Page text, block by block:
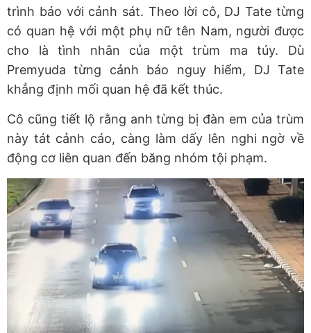
trình báo với cảnh sát. Theo lời cô, DJ Tate từng
có quan hệ với một phụ nữ tên Nam, người được
cho là tình nhân của một trùm ma túy. Dù
Premyuda từng cảnh báo nguy hiểm, DJ Tate
khẳng định mối quan hệ đã kết thúc.
Cô cũng tiết lộ rằng anh từng bị đàn em của trùm
này tát cảnh cáo, càng làm dấy lên nghi ngờ về
động cơ liên quan đến băng nhóm tội phạm.